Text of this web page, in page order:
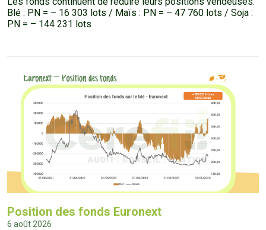
Blé : PN = – 16 303 lots / Maïs : PN = – 47 760 lots / Soja :
PN = – 144 231 lots
Position des fonds Euronext
6 août 2026